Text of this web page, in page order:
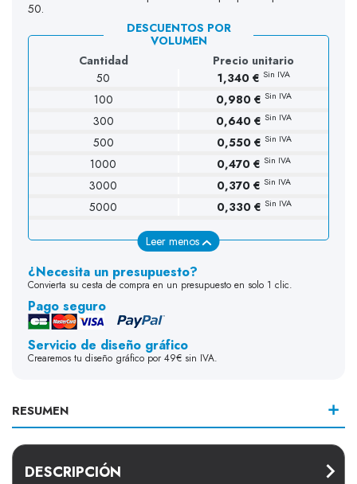
50.
DESCUENTOS POR
VOLUMEN
Cantidad
Precio unitario
50
1,340 € Sin IVA
100 0,980 € Sin IVA
300 0,640 € Sin IVA
500 0,550 € Sin IVA
1000 0,470 € Sin IVA
3000 0,370 € Sin IVA
5000 0,330 € Sin IVA
Leer menos
¿Necesita un presupuesto?
Convierta su cesta de compra en un presupuesto en solo 1 clic.
Pago seguro
Servicio de diseño gráfico
Crearemos tu diseño gráfico por 49€ sin IVA.
RESUMEN
DESCRIPCIÓN